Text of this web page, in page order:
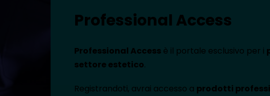
Professional Access
Professional Access è il portale esclusivo per i
settore estetico.
Registrandoti, avrai accesso a prodotti